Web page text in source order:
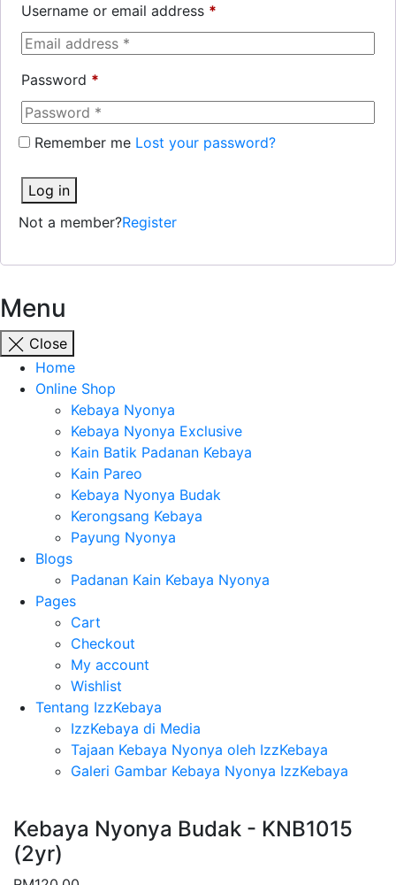
Username or email address *
Password *
Remember me Lost your password?
Log in
Not a member?Register
Menu
Close
Home
Online Shop
Kebaya Nyonya
Kebaya Nyonya Exclusive
Kain Batik Padanan Kebaya
Kain Pareo
Kebaya Nyonya Budak
Kerongsang Kebaya
Payung Nyonya
Blogs
Padanan Kain Kebaya Nyonya
Pages
Cart
Checkout
My account
Wishlist
Tentang IzzKebaya
IzzKebaya di Media
Tajaan Kebaya Nyonya oleh IzzKebaya
Galeri Gambar Kebaya Nyonya IzzKebaya
Kebaya Nyonya Budak - KNB1015
(2yr)